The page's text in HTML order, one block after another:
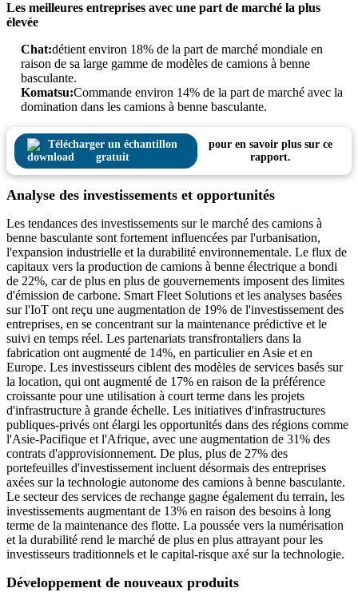
Les meilleures entreprises avec une part de marché la plus
élevée
Chat:détient environ 18% de la part de marché mondiale en
raison de sa large gamme de modèles de camions à benne
basculante.
Komatsu:Commande environ 14% de la part de marché avec la
domination dans les camions à benne basculante.
Télécharger un échantillon
gratuit
pour en savoir plus sur ce
rapport.
Analyse des investissements et opportunités
Les tendances des investissements sur le marché des camions à
benne basculante sont fortement influencées par l'urbanisation,
l'expansion industrielle et la durabilité environnementale. Le flux de
capitaux vers la production de camions à benne électrique a bondi
de 22%, car de plus en plus de gouvernements imposent des limites
d'émission de carbone. Smart Fleet Solutions et les analyses basées
sur l'IoT ont reçu une augmentation de 19% de l'investissement des
entreprises, en se concentrant sur la maintenance prédictive et le
suivi en temps réel. Les partenariats transfrontaliers dans la
fabrication ont augmenté de 14%, en particulier en Asie et en
Europe. Les investisseurs ciblent des modèles de services basés sur
la location, qui ont augmenté de 17% en raison de la préférence
croissante pour une utilisation à court terme dans les projets
d'infrastructure à grande échelle. Les initiatives d'infrastructures
publiques-privés ont élargi les opportunités dans des régions comme
l'Asie-Pacifique et l'Afrique, avec une augmentation de 31% des
contrats d'approvisionnement. De plus, plus de 27% des
portefeuilles d'investissement incluent désormais des entreprises
axées sur la technologie autonome des camions à benne basculante.
Le secteur des services de rechange gagne également du terrain, les
investissements augmentant de 13% en raison des besoins à long
terme de la maintenance des flotte. La poussée vers la numérisation
et la durabilité rend le marché de plus en plus attrayant pour les
investisseurs traditionnels et le capital-risque axé sur la technologie.
Développement de nouveaux produits